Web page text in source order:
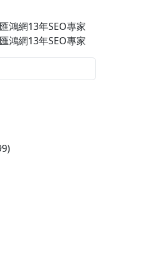
鴻網13年SEO專家
鴻網13年SEO專家